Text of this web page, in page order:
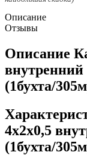
Описание
Отзывы
Описание
(1бухта/
4х2х0,5
(1бухта/